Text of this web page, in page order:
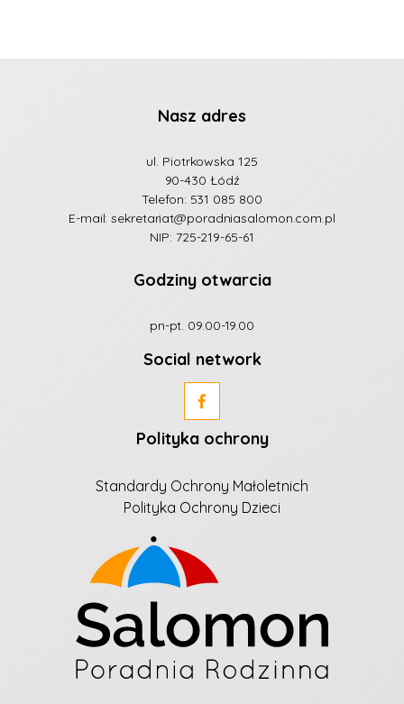
Nasz adres
ul. Piotrkowska 125
90-430 Łódź
Telefon: 531 085 800
E-mail:sekretariat@poradniasalomon.com.pl
NIP: 725-219-65-61
Godziny otwarcia
pn-pt. 09.00-19.00
Social network
Polityka ochrony
Standardy Ochrony Małoletnich
Polityka Ochrony Dzieci